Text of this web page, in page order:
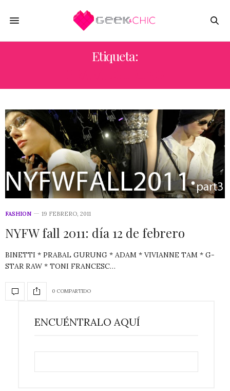
Etiqueta:
FASHION 19 FEBRERO, 2011
NYFW fall 2011: día 12 de febrero
BINETTI * PRABAL GURUNG * ADAM * VIVIANNE TAM * G-
STAR RAW * TONI FRANCESC…
0 COMPARTIDO
ENCUÉNTRALO AQUÍ